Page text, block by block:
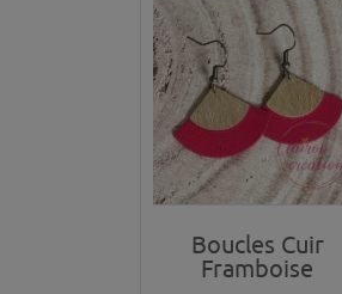
Boucles Cuir
Framboise